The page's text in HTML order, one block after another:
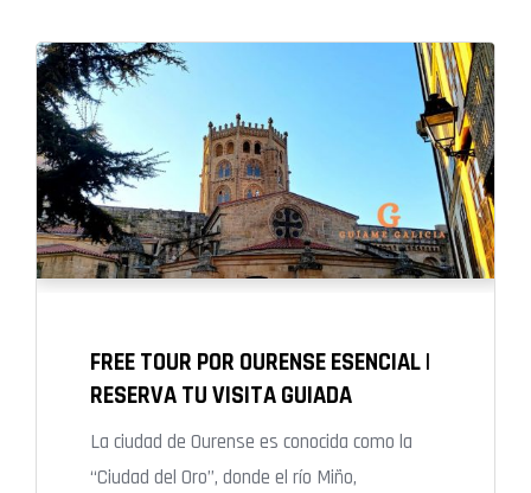
FREE TOUR POR OURENSE ESENCIAL |
RESERVA TU VISITA GUIADA
La ciudad de Ourense es conocida como la
“Ciudad del Oro”, donde el río Miño,